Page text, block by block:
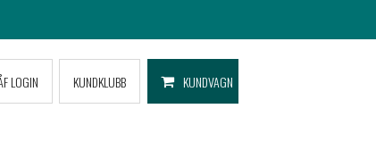
LOGIN KUNDKLUBB KUNDVAGN